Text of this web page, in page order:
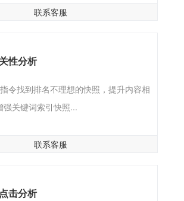
联系客服
性分析
令找到排名不理想的快照，提升内容相
强关键词索引快照...
联系客服
击分析